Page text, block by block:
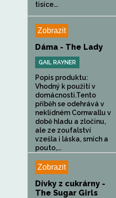
tisíce...
Zobrazit
Dáma - The Lady
GAIL RAYNER
Popis produktu:
Vhodný k použití v
domácnosti.Tento
příběh se odehrává v
neklidném Cornwallu v
době hladu a zločinu,
ale ze zoufalství
vzešla i láska, smích a
pouto,...
Zobrazit
Dívky z cukrárny -
The Sugar Girls